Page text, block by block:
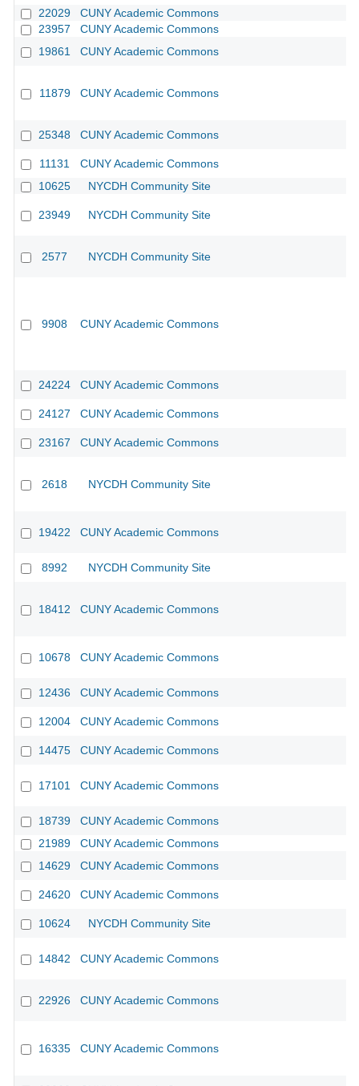
22029
CUNY Academic Commons
23957
CUNY Academic Commons
19861
CUNY Academic Commons
11879 CUNY Academic Commons
25348 CUNY Academic Commons
11131 CUNY Academic Commons
10625
NYCDH Community Site
23949 NYCDH Community Site
2577 NYCDH Community Site
9908 CUNY Academic Commons
24224 CUNY Academic Commons
24127 CUNY Academic Commons
23167 CUNY Academic Commons
2618 NYCDH Community Site
19422 CUNY Academic Commons
8992 NYCDH Community Site
18412 CUNY Academic Commons
10678 CUNY Academic Commons
12436 CUNY Academic Commons
12004 CUNY Academic Commons
14475 CUNY Academic Commons
17101 CUNY Academic Commons
18739 CUNY Academic Commons
21989
CUNY Academic Commons
14629
CUNY Academic Commons
24620 CUNY Academic Commons
10624 NYCDH Community Site
14842 CUNY Academic Commons
22926 CUNY Academic Commons
16335 CUNY Academic Commons